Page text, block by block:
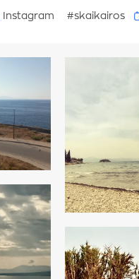
Instagram #skaikairos